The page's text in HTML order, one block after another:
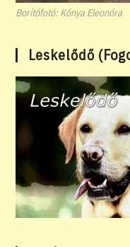
Borítófotó: Kónya Eleonóra
Leskelődő